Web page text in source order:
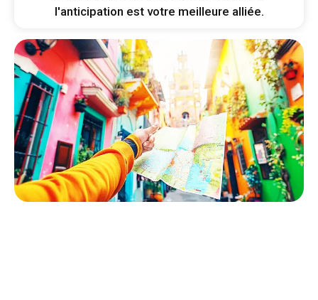
l'anticipation est votre meilleure alliée.